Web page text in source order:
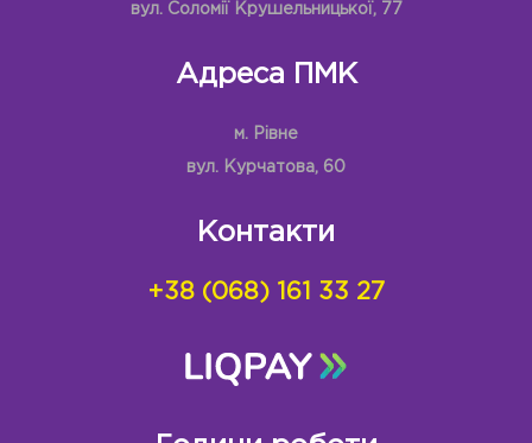
вул. Соломії Крушельницької, 77
Адреса ПМК
м. Рівне
вул. Курчатова, 60
Контакти
+38 (068) 161 33 27